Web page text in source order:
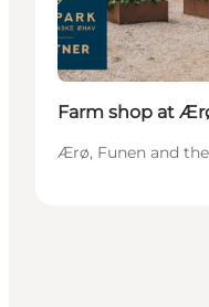
Farm shop at
Ærø, Funen and